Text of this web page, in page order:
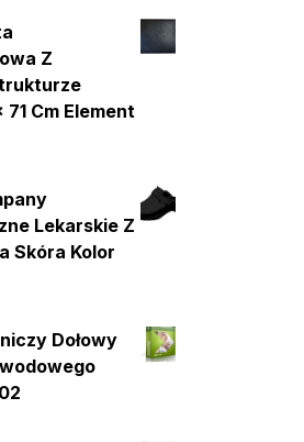
Z
Cm Element
Lekarskie Z
Skóra Kolor
Dołowy